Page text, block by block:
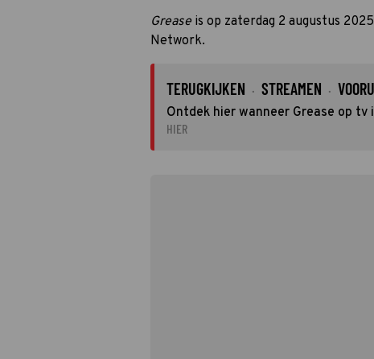
Grease is op zaterdag 2 augustus
Network.
TERUGKIJKEN · STREAMEN ·
Ontdek hier wanneer Grease op
HIER